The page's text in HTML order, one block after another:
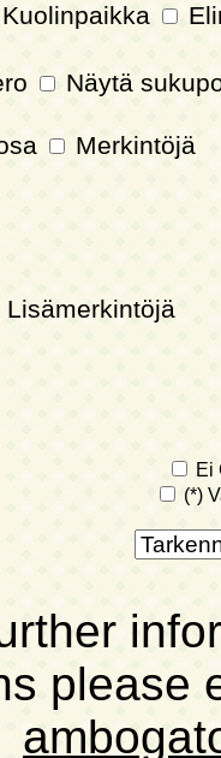
Kuolinpaikka
Näytä
Merkintöjä
Lisämerkintöjä
Ei
(*)
please